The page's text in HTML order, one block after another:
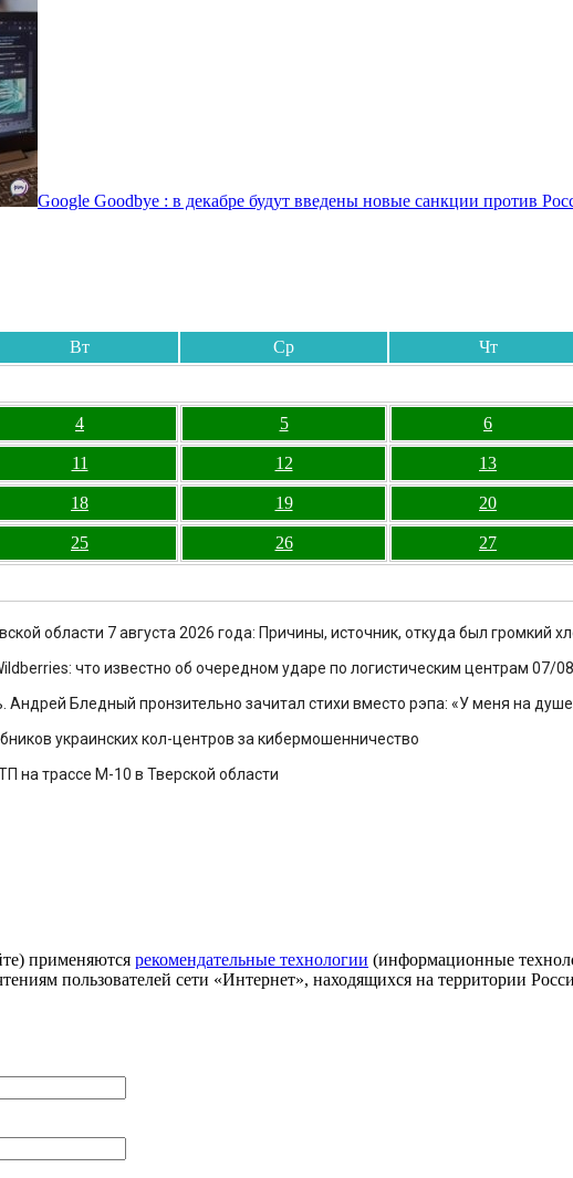
Google Goodbye : в декабре будут введены новые санкции против
Вт Ср Чт
4 5 6
11 12 13
18 19 20
25 26 27
области 7 августа 2026 года: Причины, источник, откуда был громкий
что известно об очередном ударе по логистическим центрам 07/
Андрей Бледный пронзительно зачитал стихи вместо рэпа: «У меня на
украинских кол-центров за кибермошенничество
на трассе М-10 в Тверской области
применяются рекомендательные технологии (информационные
пользователей сети «Интернет», находящихся на территории